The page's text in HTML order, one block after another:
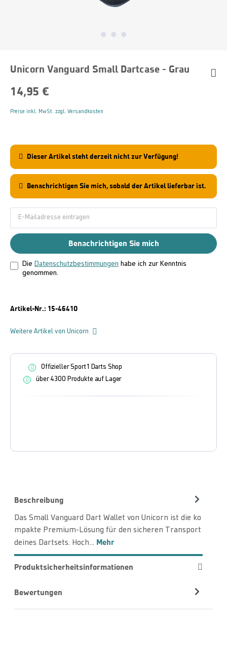
Beschreibung
Das Small Vanguard Dart Wallet von Unicorn ist die ko
mpakte Premium-Lösung für den sicheren Transport
deines Dartsets. Hoch… Mehr
Produktsicherheitsinformationen
Bewertungen
Unicorn Vanguard Small Dartcase - Grau
14,95 €
Preise inkl. MwSt. zzgl. Versandkosten
Dieser Artikel steht derzeit nicht zur Verfügung!
Benachrichtigen Sie mich, sobald der Artikel lieferbar ist.
Benachrichtigen Sie mich
Die Datenschutzbestimmungen habe ich zur Kenntnis
genommen.
Artikel-Nr.: 15-46410
Weitere Artikel von Unicorn
Offizieller Sport1 Darts Shop
über 4300 Produkte auf Lager